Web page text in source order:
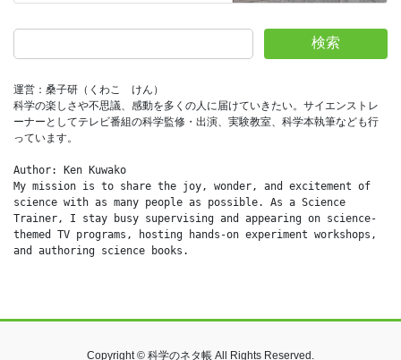
検索
運営：桑子研（くわこ　けん）
科学の楽しさや不思議、感動を多くの人に届けていきたい。サイエンストレ
ーナーとしてテレビ番組の科学監修・出演、実験教室、科学本執筆なども行
っています。
Author: Ken Kuwako
My mission is to share the joy, wonder, and excitement of
science with as many people as possible. As a Science
Trainer, I stay busy supervising and appearing on science-
themed TV programs, hosting hands-on experiment workshops,
and authoring science books.
Copyright © 科学のネタ帳 All Rights Reserved.